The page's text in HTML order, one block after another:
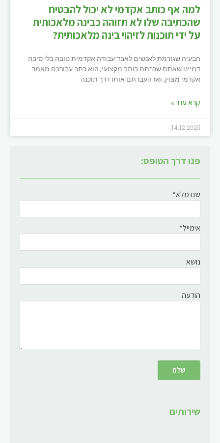
למה אף כותב אקדמי לא יכול להבטיח
שהכתיבה שלו לא תזוהה כבינה מלאכותית
על ידי תוכנות לזיהוי בינה מלאכותית?
הבעיה שגורמת לאנשים לאבד עבודה אקדמית טובה בלי סיבה
דמיינו שאתם שכרתם כותב מקצועי, הוא כתב עבורכם מאמר
אקדמי מצוין, ואז העברתם אותו דרך תוכנה
קרא עוד »
14.12.2025
פנו דרך הטופס:
שם מלא*
אימייל*
נושא
הודעה
שירותים